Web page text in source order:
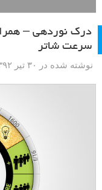
سرعت شاتر
نوشته شده در ۳۰ تیر ۱۳۹۲